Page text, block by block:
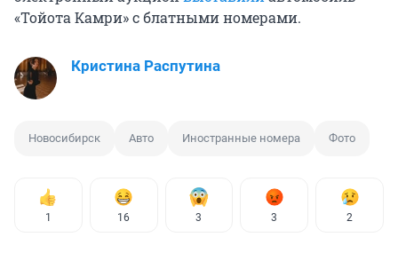
«Тойота Камри» с блатными номерами.
Кристина Распутина
Новосибирск Авто Иностранные номера Фото
1 16 3 3 2